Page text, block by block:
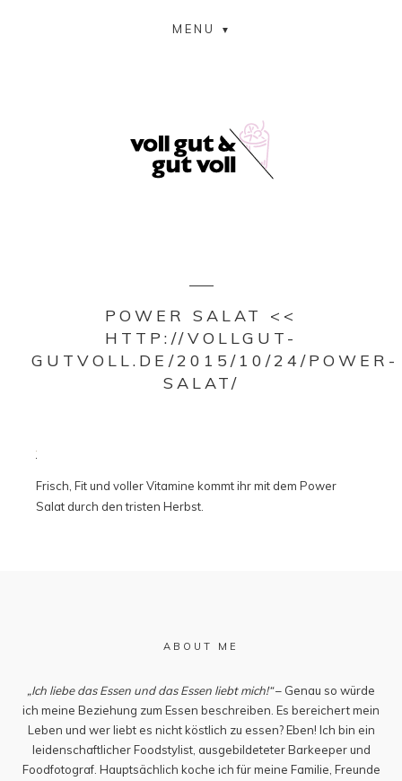
MENU
POWER SALAT <<
HTTP://VOLLGUT-
GUTVOLL.DE/2015/10/24/POWER-
SALAT/
Frisch, Fit und voller Vitamine kommt ihr mit dem Power
Salat durch den tristen Herbst.
ABOUT ME
„Ich liebe das Essen und das Essen liebt mich!“– Genau so würde
ich meine Beziehung zum Essen beschreiben. Es bereichert mein
Leben und wer liebt es nicht köstlich zu essen? Eben! Ich bin ein
leidenschaftlicher Foodstylist, ausgebildeteter Barkeeper und
Foodfotograf. Hauptsächlich koche ich für meine Familie, Freunde